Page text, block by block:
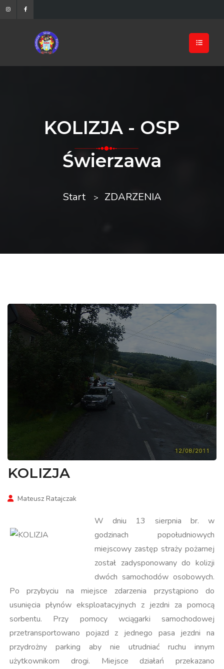
KOLIZJA - OSP
Świerzawa
Start ZDARZENIA
KOLIZJA
Mateusz Ratajczak
W dniu 13 sierpnia br. w
godzinach popołudniowych
miejscowy zastęp straży pożarnej
został zadysponowany do kolizji
dwóch samochodów osobowych.
Po przybyciu na miejsce zdarzenia przystąpiono do
usunięcia płynów eksploatacyjnych z jezdni za pomocą
sorbentu. Przy pomocy wciągarki samochodowej
przetransportowano pojazd z jednego pasa jezdni na
przydrożny parking aby nie utrudniać ruchu innym
użytkownikom drogi. Miejsce działań przekazano